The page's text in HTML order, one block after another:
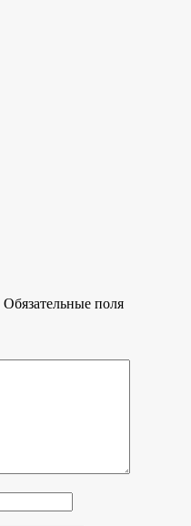
Обязательные поля